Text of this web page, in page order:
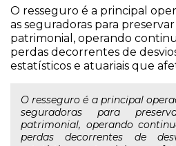
O resseguro é a principal
as seguradoras para preservar
patrimonial, operando
perdas decorrentes de
estatísticos e atuariais que
O resseguro é a principal
seguradoras para
patrimonial, operando
perdas decorrentes de